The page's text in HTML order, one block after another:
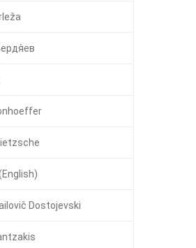
Dostojevski